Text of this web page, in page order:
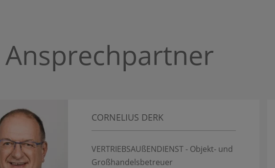
Ansprechpartner
CORNELIUS DERK
VERTRIEBSAUßENDIENST - Objekt- und
Großhandelsbetreuer